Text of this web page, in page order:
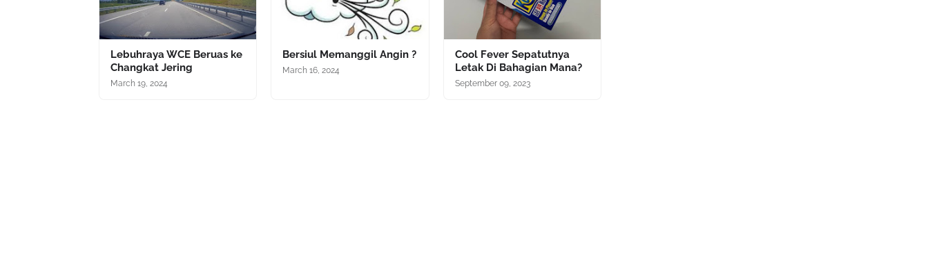
Lebuhraya WCE Beruas ke
Changkat Jering
March 19, 2024
Bersiul Memanggil Angin ?
March 16, 2024
Cool Fever Sepatutnya
Letak Di Bahagian Mana?
September 09, 2023